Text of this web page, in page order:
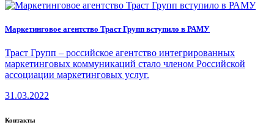
Маркетинговое агентство Траст Групп вступило в РАМУ
Траст Групп – российское агентство интегрированных
маркетинговых коммуникаций стало членом Российской
ассоциации маркетинговых услуг.
31.03.2022
Контакты